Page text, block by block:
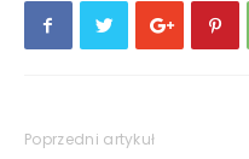
Poprzedni artykuł